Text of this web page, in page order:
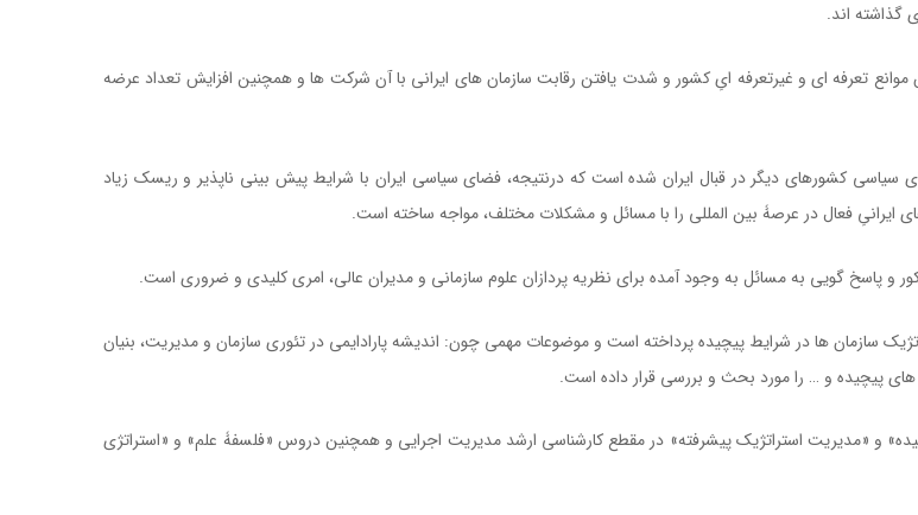
گذاشته اند.
تعرفه ای و غیرتعرفه ایِ کشور و شدت یافتن رقابت سازمان های ایرانی با آن شرکت ها و همچنین افزایش تعداد عرضه
کشورهای دیگر در قبال ایران شده است که درنتیجه، فضای سیاسی ایران با شرایط پیش بینی ناپذیر و ریسک زیاد
ایرانیِ فعال در عرصۀ بین المللی را با مسائل و مشکلات مختلف، مواجه ساخته است.
و پاسخ گویی به مسائل به وجود آمده برای نظریه پردازان علوم سازمانی و مدیران عالی، امری کلیدی و ضروری است.
سازمان ها در شرایط پیچیده پرداخته است و موضوعات مهمی چون: اندیشه پارادایمی در تئوری سازمان و مدیریت، بنیان
پیچیده و … را مورد بحث و بررسی قرار داده است.
و «مدیریت استراتژیک پیشرفته» در مقطع کارشناسی ارشد مدیریت اجرایی و همچنین دروس «فلسفۀ علم» و «استراتژی